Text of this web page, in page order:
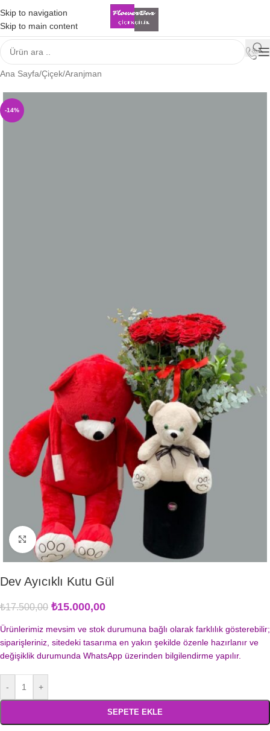
Skip to navigation
Skip to main content
Ana Sayfa/Çiçek/Aranjman
-14%
Büyütmek için tıklayın
Dev Ayıcıklı Kutu Gül
₺17.500,00 ₺15.000,00
Ürünlerimiz mevsim ve stok durumuna bağlı olarak farklılık gösterebilir;
siparişleriniz, sitedeki tasarıma en yakın şekilde özenle hazırlanır ve
değişiklik durumunda WhatsApp üzerinden bilgilendirme yapılır.
- +
SEPETE EKLE